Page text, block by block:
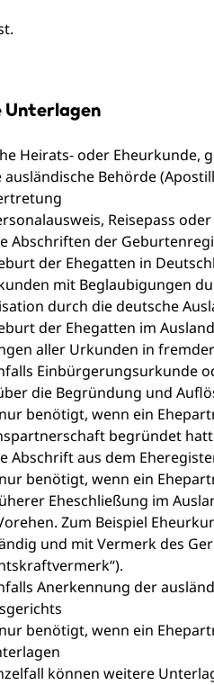
Unterlagen
Heirats- oder Eheurkunde,
Behörde
Reisepass
Abschriften der
der Ehegatten in
mit Beglaubigungen
durch die deutsche
der Ehegatten im Ausland
aller Urkunden in
Einbürgerungsurkunde
die Begründung und
benötigt, wenn ein
begründet
Abschrift aus dem
benötigt, wenn ein
Eheschließung im
Zum Beispiel
und mit Vermerk des
Anerkennung der
benötigt, wenn ein
können weitere